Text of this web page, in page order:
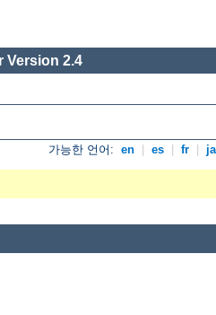
Version 2.4
가능한 언어: en es fr ja